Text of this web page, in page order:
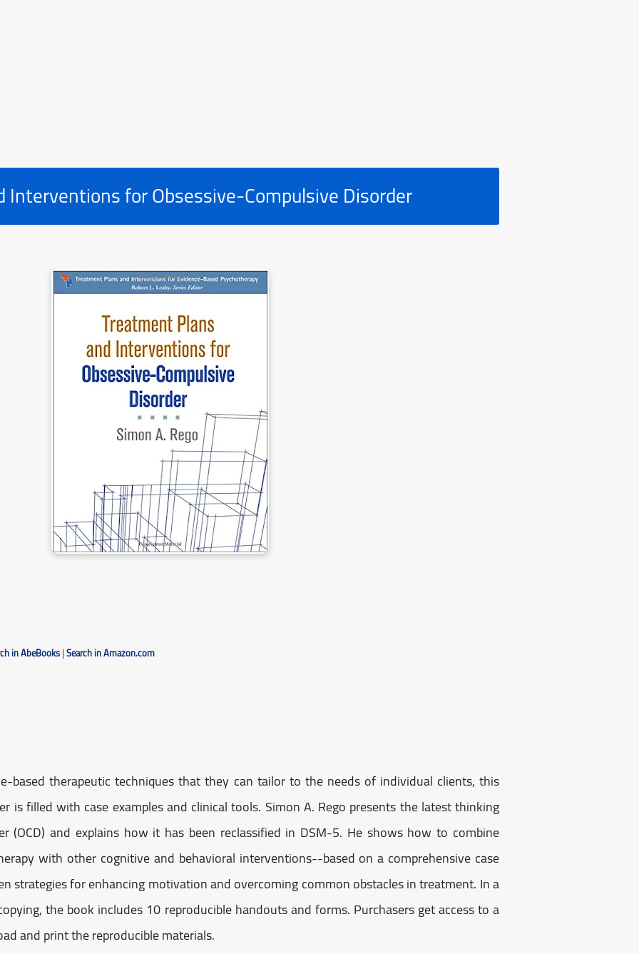
Interventions for Obsessive-Compulsive Disorder
in AbeBooks|Search in Amazon.com
based therapeutic techniques that they can tailor to the needs of individual clients, this
filled with case examples and clinical tools. Simon A. Rego presents the latest thinking
(OCD) and explains how it has been reclassified in DSM-5. He shows how to combine
with other cognitive and behavioral interventions--based on a comprehensive case
strategies for enhancing motivation and overcoming common obstacles in treatment. In a
the book includes 10 reproducible handouts and forms. Purchasers get access to a
and print the reproducible materials.